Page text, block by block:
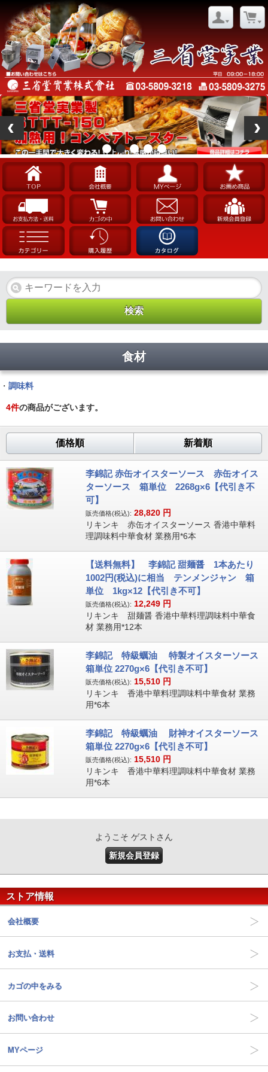
食材
・ 調味料
4件の商品がございます。
価格順 新着順
李錦記 赤缶オイスターソース 赤缶オイス
ターソース 箱単位 2268g×6【代引き不
可】
販売価格(税込): 28,820 円
リキンキ 赤缶オイスターソース 香港中華料
理調味料中華食材 業務用*6本
【送料無料】 李錦記 甜麺醤 1本あたり
1002円(税込)に相当 テンメンジャン 箱
単位 1kg×12【代引き不可】
販売価格(税込): 12,249 円
リキンキ 甜麺醤 香港中華料理調味料中華食
材 業務用*12本
李錦記 特級蠣油 特製オイスターソース
箱単位 2270g×6【代引き不可】
販売価格(税込): 15,510 円
リキンキ 香港中華料理調味料中華食材 業務
用*6本
李錦記 特級蠣油 財神オイスターソース
箱単位 2270g×6【代引き不可】
販売価格(税込): 15,510 円
リキンキ 香港中華料理調味料中華食材 業務
用*6本
ようこそ ゲストさん
新規会員登録
ストア情報
会社概要
お支払・送料
カゴの中をみる
お問い合わせ
MYページ